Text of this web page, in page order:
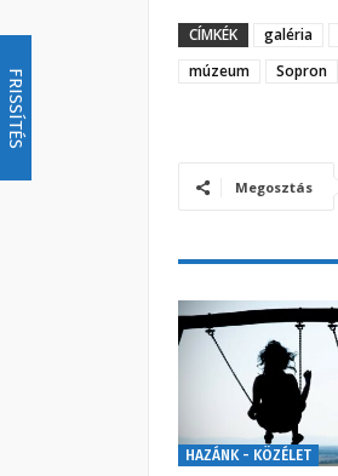
FRISSÍTÉS
CÍMKÉK galéria
múzeum
Sopron
Megosztás
HAZÁNK - KÖZÉLET